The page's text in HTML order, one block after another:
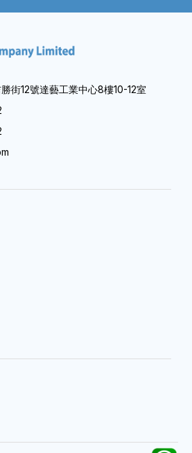
街12號達藝工業中心8樓10-12室